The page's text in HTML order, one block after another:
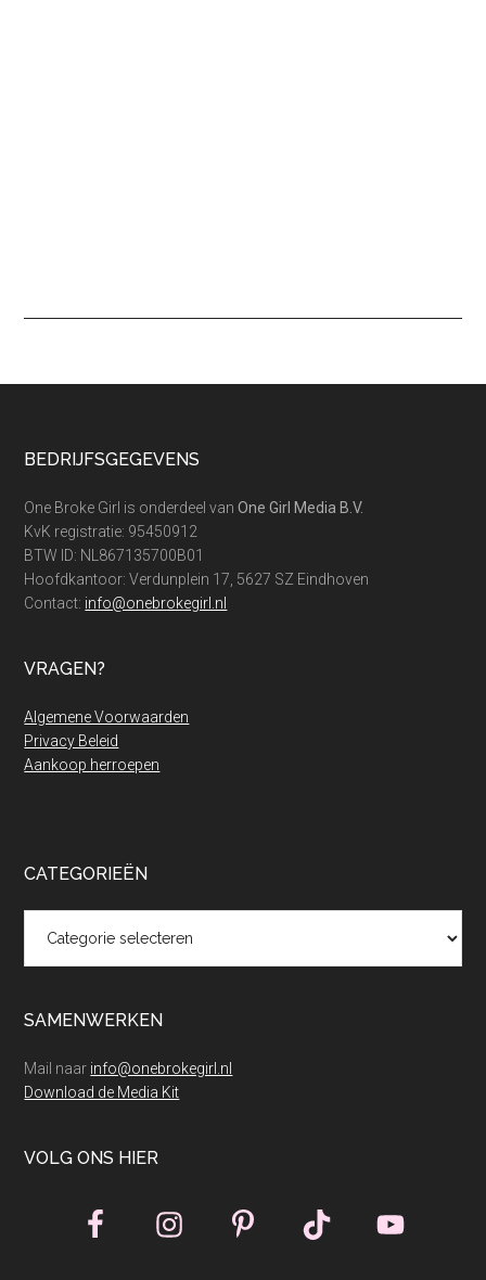
Footer
BEDRIJFSGEGEVENS
One Broke Girl is onderdeel vanOne Girl Media B.V.
KvK registratie: 95450912
BTW ID: NL867135700B01
Hoofdkantoor: Verdunplein 17, 5627 SZ Eindhoven
Contact: info@onebrokegirl.nl
VRAGEN?
Algemene Voorwaarden
Privacy Beleid
Aankoop herroepen
CATEGORIEËN
SAMENWERKEN
Mail naar info@onebrokegirl.nl
Download de Media Kit
VOLG ONS HIER